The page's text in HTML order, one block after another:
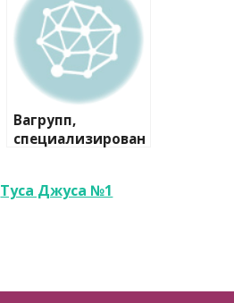
Вагрупп,
специализирован
Туса Джуса №1